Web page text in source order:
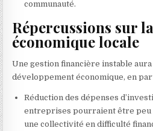
communauté.
Répercussions sur
économique locale
Une gestion financière instable
développement économique, en
Réduction des dépenses
entreprises pourraient être peu
une collectivité en difficulté